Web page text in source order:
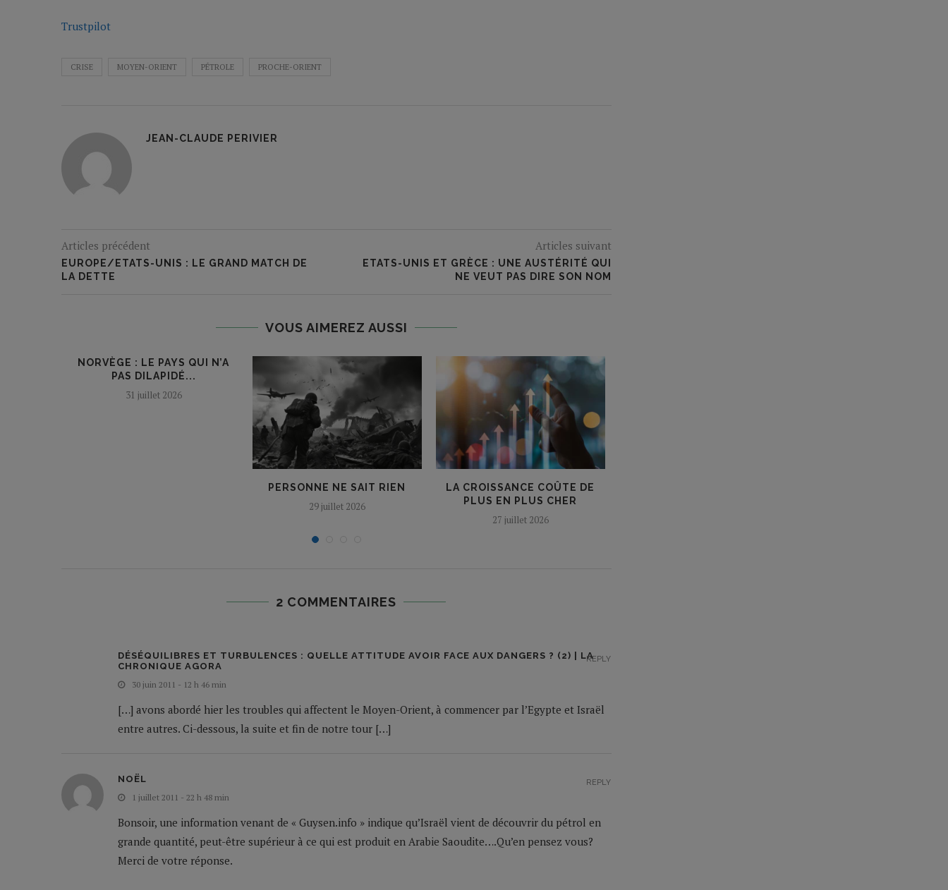
Trustpilot
CRISE MOYEN-ORIENT PÉTROLE PROCHE-ORIENT
JEAN-CLAUDE PERIVIER
Articles précédent
EUROPE/ETATS-UNIS : LE GRAND MATCH DE
LA DETTE
Articles suivant
ETATS-UNIS ET GRÈCE : UNE AUSTÉRITÉ QUI
NE VEUT PAS DIRE SON NOM
VOUS AIMEREZ AUSSI
NORVÈGE : LE PAYS QUI N’A
PAS DILAPIDÉ...
31 juillet 2026
PERSONNE NE SAIT RIEN
29 juillet 2026
LA CROISSANCE COÛTE DE
PLUS EN PLUS CHER
27 juillet 2026
2 COMMENTAIRES
DÉSÉQUILIBRES ET TURBULENCES : QUELLE ATTITUDE AVOIR FACE AUX DANGERS ? (2) | LA
CHRONIQUE AGORA
30 juin 2011 - 12 h 46 min
[…] avons abordé hier les troubles qui affectent le Moyen-Orient, à commencer par l’Egypte et Israël
entre autres. Ci-dessous, la suite et fin de notre tour […]
REPLY
NOËL
1 juillet 2011 - 22 h 48 min
Bonsoir, une information venant de « Guysen.info » indique qu’Israël vient de découvrir du pétrol en
grande quantité, peut-être supérieur à ce qui est produit en Arabie Saoudite….Qu’en pensez vous?
Merci de votre réponse.
REPLY